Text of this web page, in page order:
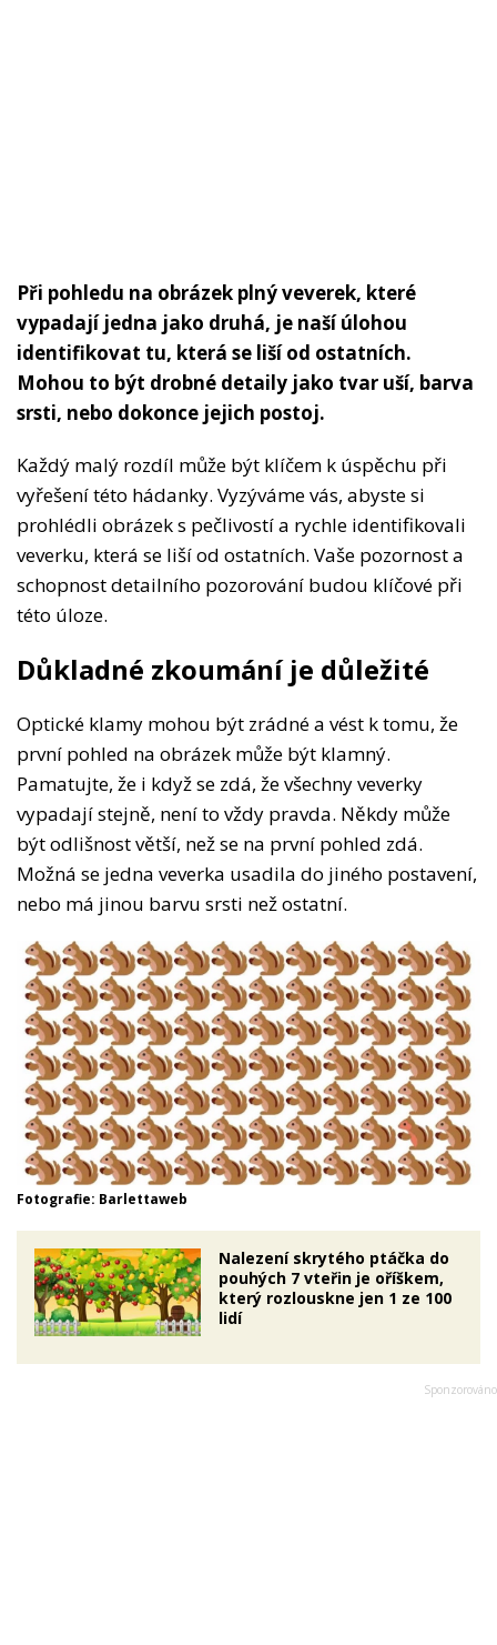
Při pohledu na obrázek plný veverek, které
vypadají jedna jako druhá, je naší úlohou
identifikovat tu, která se liší od ostatních.
Mohou to být drobné detaily jako tvar uší, barva
srsti, nebo dokonce jejich postoj.
Každý malý rozdíl může být klíčem k úspěchu při
vyřešení této hádanky. Vyzýváme vás, abyste si
prohlédli obrázek s pečlivostí a rychle identifikovali
veverku, která se liší od ostatních. Vaše pozornost a
schopnost detailního pozorování budou klíčové při
této úloze.
Důkladné zkoumání je důležité
Optické klamy mohou být zrádné a vést k tomu, že
první pohled na obrázek může být klamný.
Pamatujte, že i když se zdá, že všechny veverky
vypadají stejně, není to vždy pravda. Někdy může
být odlišnost větší, než se na první pohled zdá.
Možná se jedna veverka usadila do jiného postavení,
nebo má jinou barvu srsti než ostatní.
Fotografie: Barlettaweb
Nalezení skrytého ptáčka do
pouhých 7 vteřin je oříškem,
který rozlouskne jen 1 ze 100
lidí